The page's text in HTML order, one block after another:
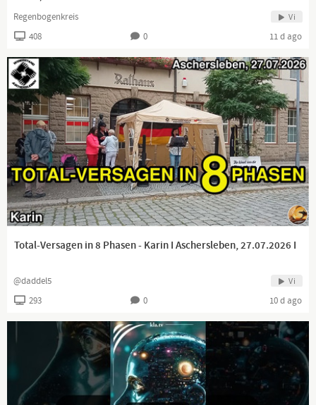
Bank:
Iban: DE72700222000076811598
Europe Phalanx
https://phalanx-europa.com/?sPartner=lilly205...
Regenbogenkreis Vi
408 0 11 d ago
Total-Versagen in 8 Phasen - Karin I Aschersleben, 27.07.2026 I
@daddel5 Vi
293 0 10 d ago